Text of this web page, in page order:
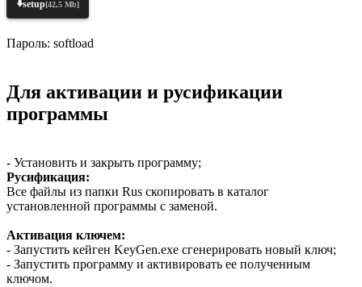
⬇️setup[42,5 Mb]
Пароль: softload
Для активации и русификации
программы
- Установить и закрыть программу;
Русификация:
Все файлы из папки Rus скопировать в каталог
установленной программы с заменой.
Активация ключем:
- Запустить кейген KeyGen.exe сгенерировать новый ключ;
- Запустить программу и активировать ее полученным
ключом.